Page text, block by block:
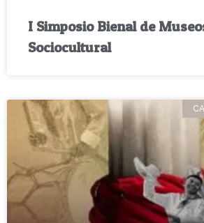
I Simposio Bienal de
Sociocultural